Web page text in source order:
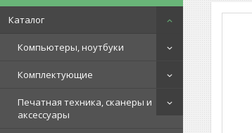
Каталог
Компьютеры, ноутбуки
Комплектующие
Печатная техника, сканеры и
аксессуары